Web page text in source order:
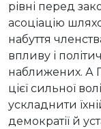
рівні перед
асоціацію
набуття
впливу і
наближених. А
цієї сильної
ускладнити
демократії й